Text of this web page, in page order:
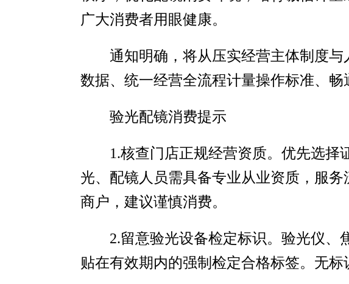
广大消费者用眼健康。
通知明确，将从压实经营主体制度
数据、统一经营全流程计量操作标准、
验光配镜消费提示
1.核查门店正规经营资质。优先选
光、配镜人员需具备专业从业资质，服
商户，建议谨慎消费。
2.留意验光设备检定标识。验光仪
贴在有效期内的强制检定合格标签。无标